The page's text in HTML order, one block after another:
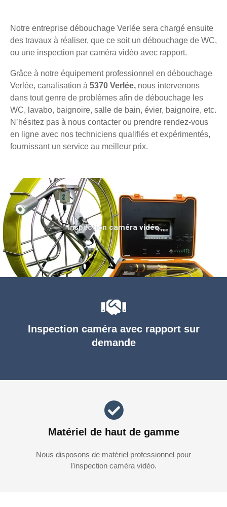
Notre entreprise débouchage Verlée sera chargé ensuite
des travaux à réaliser, que ce soit un débouchage de WC,
ou une inspection par caméra vidéo avec rapport.
Grâce à notre équipement professionnel en débouchage
Verlée, canalisation à 5370 Verlée, nous intervenons
dans tout genre de problèmes afin de débouchage les
WC, lavabo, baignoire, salle de bain, évier, baignoire, etc.
N’hésitez pas à nous contacter ou prendre rendez-vous
en ligne avec nos techniciens qualifiés et expérimentés,
fournissant un service au meilleur prix.
Inspection caméra avec rapport sur
demande
Matériel de haut de gamme
Nous disposons de matériel professionnel pour
l'inspection caméra vidéo.
Inspection caméra vidéo